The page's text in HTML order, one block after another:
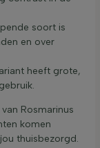
soort is
en over
heeft grote,
Rosmarinus
komen
thuisbezorgd.